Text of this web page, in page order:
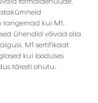
kui M1.
ühendid võivad olla
M1 sertifikaat
kui looduses
täiesti ohutu.